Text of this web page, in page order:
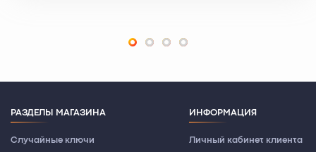
РАЗДЕЛЫ МАГАЗИНА
Случайные ключи
ИНФОРМАЦИЯ
Личный кабинет клиента